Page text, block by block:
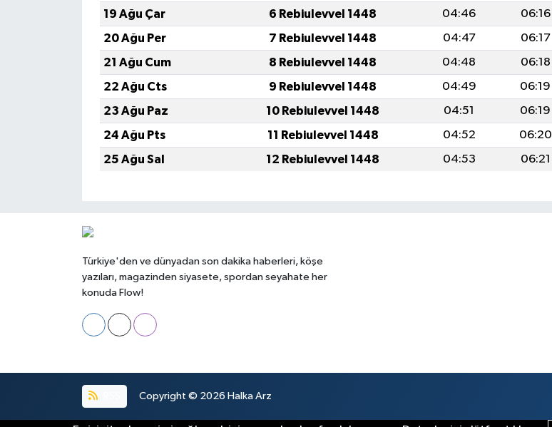
19 Ağu Çar
6 Rebiulevvel 1448 04:46 06:16
20 Ağu Per
7 Rebiulevvel 1448 04:47 06:17
21 Ağu Cum
8 Rebiulevvel 1448 04:48 06:18
22 Ağu Cts
9 Rebiulevvel 1448 04:49 06:19
23 Ağu Paz
10 Rebiulevvel 1448 04:51 06:19
24 Ağu Pts
11 Rebiulevvel 1448 04:52 06:20
25 Ağu Sal
12 Rebiulevvel 1448 04:53 06:21
Türkiye'den ve dünyadan son dakika haberleri, köşe
yazıları, magazinden siyasete, spordan seyahate her
konuda Flow!
Copyright © 2026 Halka Arz